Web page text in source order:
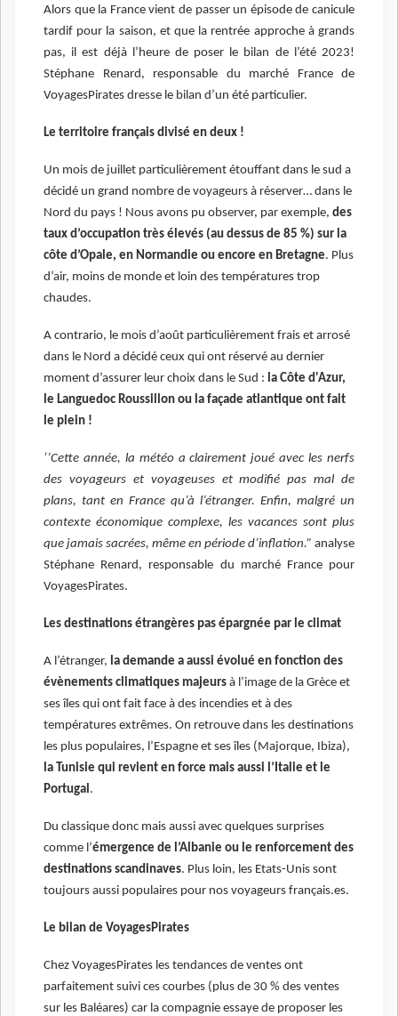
Alors que la France vient de passer un épisode de canicule
tardif pour la saison, et que la rentrée approche à grands
pas, il est déjà l’heure de poser le bilan de l’été 2023!
Stéphane Renard, responsable du marché France de
VoyagesPirates dresse le bilan d’un été particulier.
Le territoire français divisé en deux !
Un mois de juillet particulièrement étouffant dans le sud a
décidé un grand nombre de voyageurs à réserver… dans le
Nord du pays ! Nous avons pu observer, par exemple, des
taux d’occupation très élevés (au dessus de 85 %) sur la
côte d’Opale, en Normandie ou encore en Bretagne. Plus
d’air, moins de monde et loin des températures trop
chaudes.
A contrario, le mois d’août particulièrement frais et arrosé
dans le Nord a décidé ceux qui ont réservé au dernier
moment d’assurer leur choix dans le Sud : la Côte d'Azur,
le Languedoc Roussillon ou la façade atlantique ont fait
le plein !
‘’Cette année, la météo a clairement joué avec les nerfs
des voyageurs et voyageuses et modifié pas mal de
plans, tant en France qu’à l’étranger. Enfin, malgré un
contexte économique complexe, les vacances sont plus
que jamais sacrées, même en période d’inflation.” analyse
Stéphane Renard, responsable du marché France pour
VoyagesPirates.
Les destinations étrangères pas épargnée par le climat
A l’étranger, la demande a aussi évolué en fonction des
évènements climatiques majeurs à l’image de la Grèce et
ses îles qui ont fait face à des incendies et à des
températures extrêmes. On retrouve dans les destinations
les plus populaires, l’Espagne et ses îles (Majorque, Ibiza),
la Tunisie qui revient en force mais aussi l’Italie et le
Portugal .
Du classique donc mais aussi avec quelques surprises
comme l’émergence de l’Albanie ou le renforcement des
destinations scandinaves. Plus loin, les Etats-Unis sont
toujours aussi populaires pour nos voyageurs français.es.
Le bilan de VoyagesPirates
Chez VoyagesPirates les tendances de ventes ont
parfaitement suivi ces courbes (plus de 30 % des ventes
sur les Baléares) car la compagnie essaye de proposer les